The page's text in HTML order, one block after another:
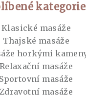
kategorie
Klasické masáže
Thajské masáže
horkými
Relaxační masáže
Sportovní masáže
Zdravotní masáže